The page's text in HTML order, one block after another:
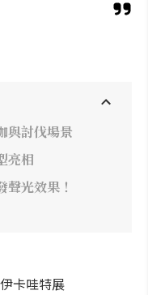
與討伐場景
亮相
光效果！
卡哇特展